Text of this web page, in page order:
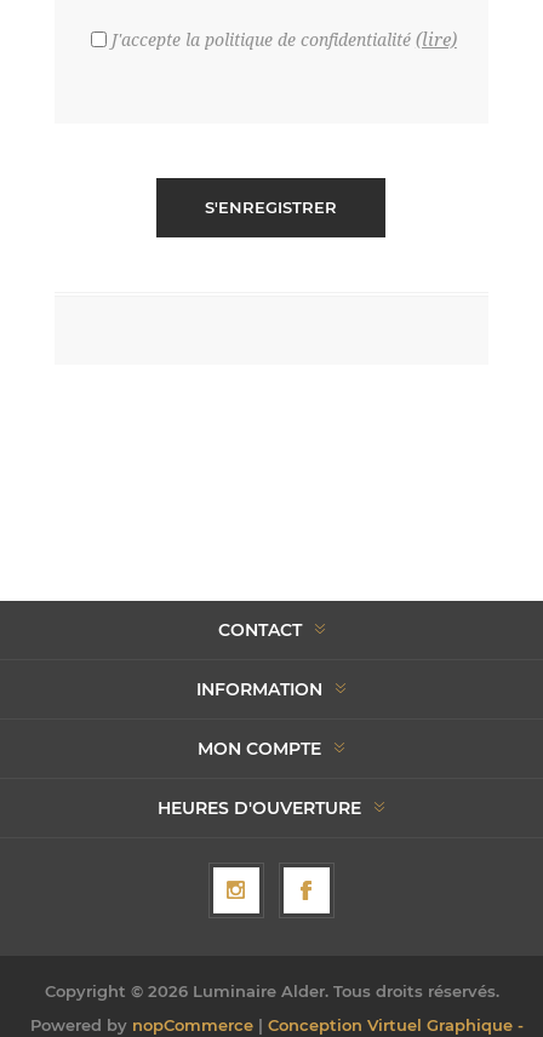
J'accepte la politique de confidentialité (lire)
CONTACT
INFORMATION
MON COMPTE
HEURES D'OUVERTURE
Copyright © 2026 Luminaire Alder. Tous droits réservés.
Powered by nopCommerce| Conception Virtuel Graphique -